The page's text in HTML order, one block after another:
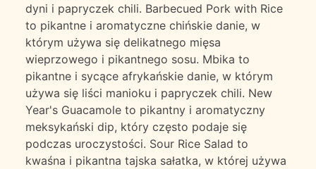
dyni i papryczek chili. Barbecued Pork with Rice
to pikantne i aromatyczne chińskie danie, w
którym używa się delikatnego mięsa
wieprzowego i pikantnego sosu. Mbika to
pikantne i sycące afrykańskie danie, w którym
używa się liści manioku i papryczek chili. New
Year's Guacamole to pikantny i aromatyczny
meksykański dip, który często podaje się
podczas uroczystości. Sour Rice Salad to
kwaśna i pikantna tajska sałatka, w której używa